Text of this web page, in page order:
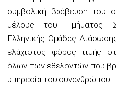
συμβολική βράβευση του
μέλους του Τμήματος
Ελληνικής Ομάδας
ελάχιστος φόρος τιμής
όλων των εθελοντών που
υπηρεσία του συνανθρώπου.